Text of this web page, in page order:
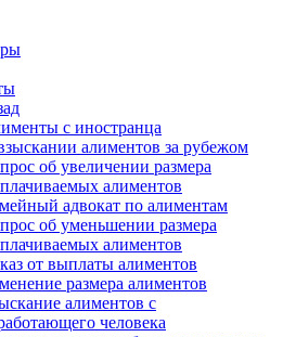
с иностранца
алиментов за рубежом
об увеличении размера
алиментов
адвокат по алиментам
об уменьшении размера
алиментов
от выплаты алиментов
размера алиментов
алиментов с
человека